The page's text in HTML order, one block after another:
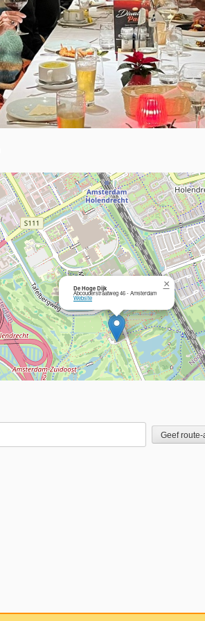
De Hoge Dijk
Abcouderstraatweg 46 - Amsterdam
Website
×